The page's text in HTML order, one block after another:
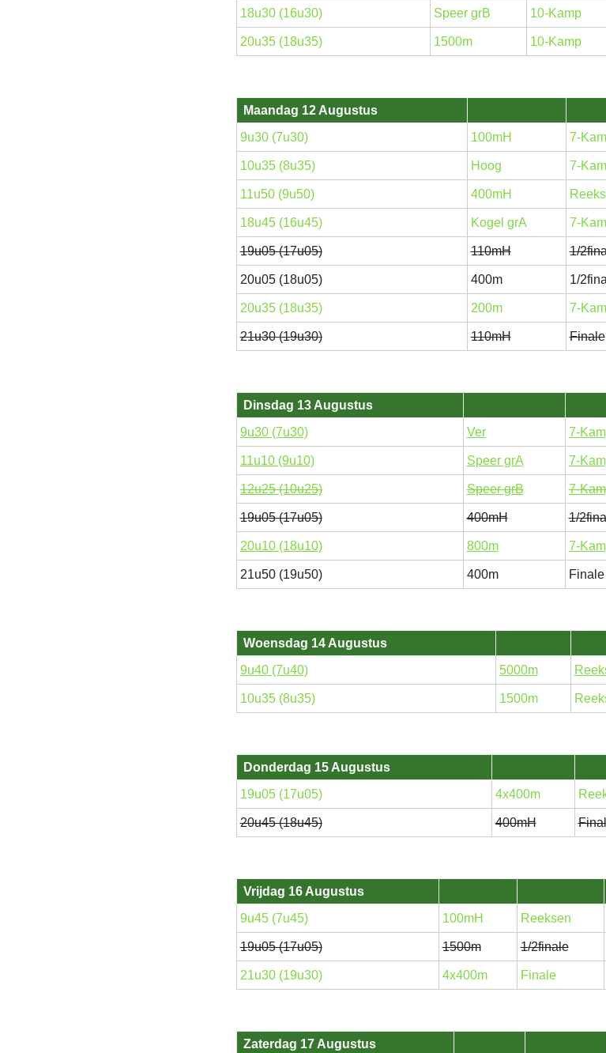
18u30 (16u30) Speer grB 10-Kamp
20u35 (18u35) 1500m 10-Kamp
Maandag 12 Augustus
9u30 (7u30)
100mH 7-
10u35 (8u35) Hoog 7-
11u50 (9u50) 400mH
18u45 (16u45) Kogel grA 7-
19u05 (17u05) 110mH 1/
20u05 (18u05) 400m 1/
20u35 (18u35) 200m 7-
21u30 (19u30) 110mH Finale
Dinsdag 13 Augustus
9u30 (7u30)
Ver 7-
11u10 (9u10) Speer grA 7-
12u25 (10u25) Speer grB 7-
19u05 (17u05) 400mH 1/
20u10 (18u10) 800m 7-
21u50 (19u50) 400m Finale
Woensdag 14 Augustus
9u40 (7u40)
5000m
10u35 (8u35) 1500m
Donderdag 15 Augustus
19u05 (17u05)
4x400m
20u45 (18u45) 400mH
Vrijdag 16 Augustus
9u45 (7u45)
100mH Reeksen
19u05 (17u05) 1500m 1/2finale
21u30 (19u30) 4x400m Finale
Zaterdag 17 Augustus